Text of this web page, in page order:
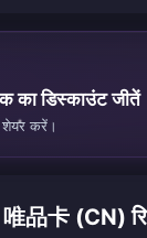
का डिस्काउंट जीतें
करें।
卡 (CN)